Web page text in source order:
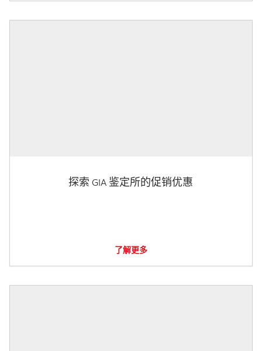
探索 GIA 鉴定所的促销优惠
了解更多